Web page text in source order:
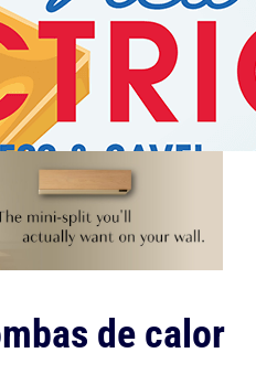
especiales
Oregón
de calor